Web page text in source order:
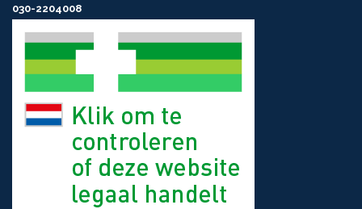
030-2204008